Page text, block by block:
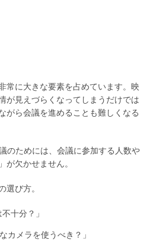
常に大きな要素を占めています。映
が見えづらくなってしまうだけでは
がら会議を進めることも難しくなる
のためには、会議に参加する人数や
が欠かせません。
選び方。
十分？」
カメラを使うべき？」